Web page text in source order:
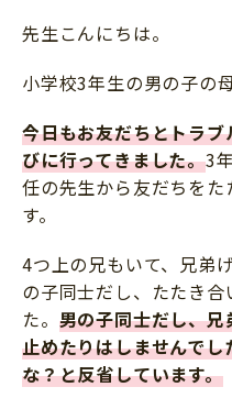
サイトのご利⽤にあたって
個⼈情報について
先生こんにちは。
小学校3年生の男の子の母
今日もお友だちとトラ
びに行ってきました。3
任の先生から友だちを
す。
4つ上の兄もいて、兄弟
の子同士だし、たたき
た。 男の子同士だし、
止めたりはしませんで
な？と反省しています。